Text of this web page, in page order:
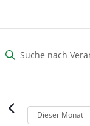
Suche
Navigation
Bitte
Schlüsselwort
nach
Veranstaltungen
Dieser Monat